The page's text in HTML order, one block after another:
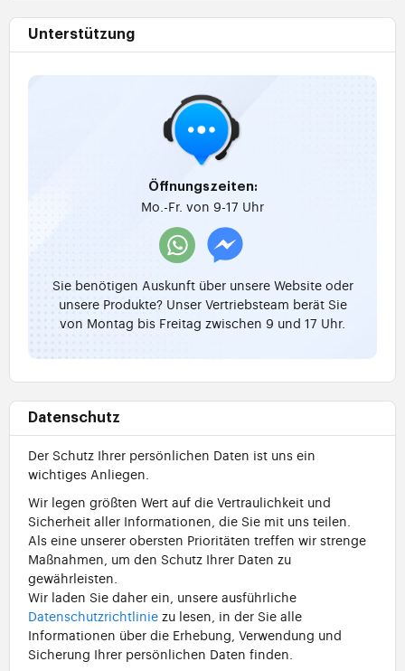
Unterstützung
Öffnungszeiten:
Mo.-Fr. von 9-17 Uhr
Sie benötigen Auskunft über unsere Website oder
unsere Produkte? Unser Vertriebsteam berät Sie
von Montag bis Freitag zwischen 9 und 17 Uhr.
Datenschutz
Der Schutz Ihrer persönlichen Daten ist uns ein
wichtiges Anliegen.
Wir legen größten Wert auf die Vertraulichkeit und
Sicherheit aller Informationen, die Sie mit uns teilen.
Als eine unserer obersten Prioritäten treffen wir strenge
Maßnahmen, um den Schutz Ihrer Daten zu
gewährleisten.
Wir laden Sie daher ein, unsere ausführliche
Datenschutzrichtlinie zu lesen, in der Sie alle
Informationen über die Erhebung, Verwendung und
Sicherung Ihrer persönlichen Daten finden.